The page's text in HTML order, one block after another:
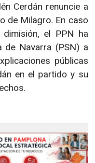
Cerdán renuncie a
de Milagro. En caso
el PPN ha
de Navarra (PSN) a
públicas
en el partido y su